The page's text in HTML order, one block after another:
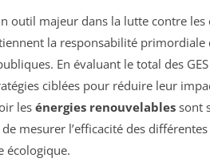
outil majeur dans la lutte contre les
la responsabilité
En évaluant le total des
ciblées pour réduire leur
les énergies renouvelables sont
mesurer l’efficacité des
écologique.